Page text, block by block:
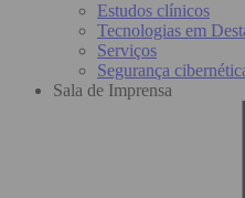
Estudos clínicos
Tecnologias em
Serviços
Segurança
Sala de Imprensa